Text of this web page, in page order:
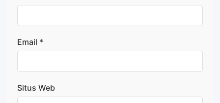
Email *
Situs Web